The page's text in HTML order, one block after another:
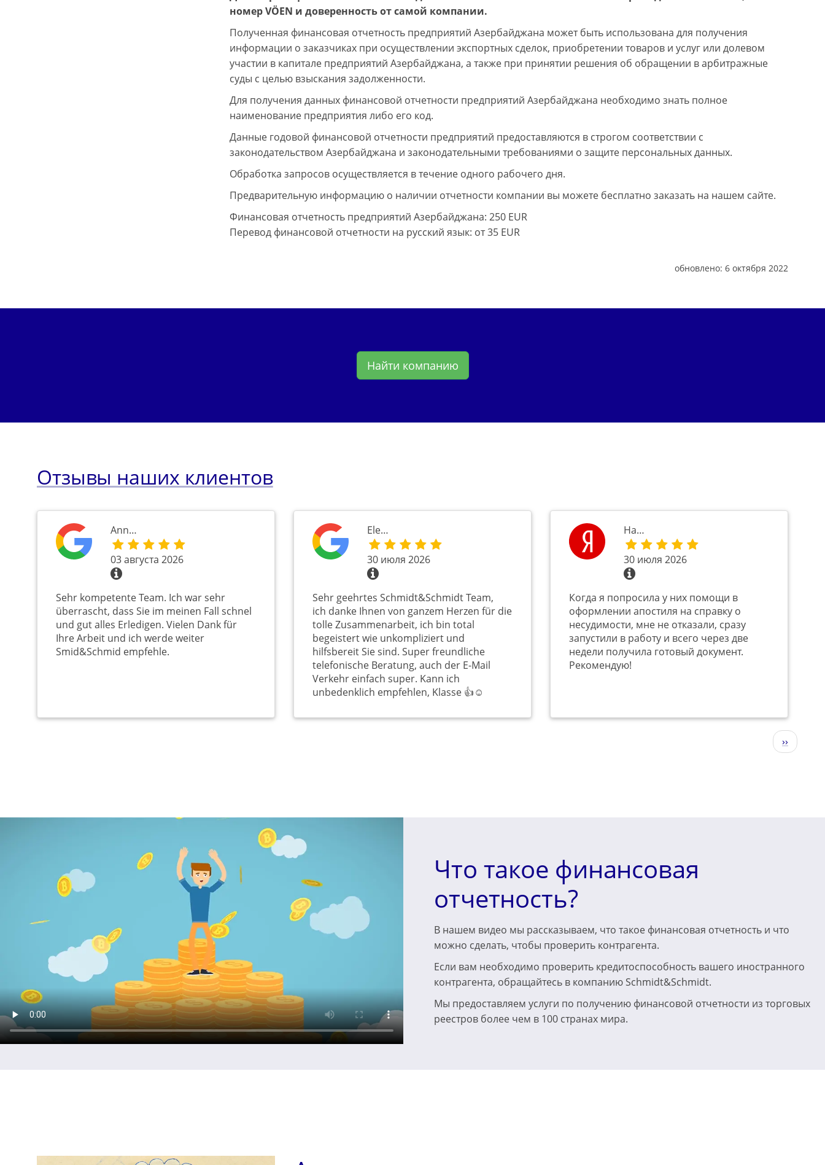
номер VÖEN и доверенность от самой компании.
Полученная финансовая отчетность предприятий Азербайджана может быть использована для получения
информации о заказчиках при осуществлении экспортных сделок, приобретении товаров и услуг или долевом
участии в капитале предприятий Азербайджана, а также при принятии решения об обращении в арбитражные
суды с целью взыскания задолженности.
Для получения данных финансовой отчетности предприятий Азербайджана необходимо знать полное
наименование предприятия либо его код.
Данные годовой финансовой отчетности предприятий предоставляются в строгом соответствии с
законодательством Азербайджана и законодательными требованиями о защите персональных данных.
Обработка запросов осуществляется в течение одного рабочего дня.
Предварительную информацию о наличии отчетности компании вы можете бесплатно заказать на нашем сайте.
Финансовая отчетность предприятий Азербайджана: 250 EUR
Перевод финансовой отчетности на русский язык: от 35 EUR
обновлено: 6 октября 2022
Найти компанию
Отзывы наших клиентов
Ann…
03 августа 2026
Sehr kompetente Team. Ich war sehr
überrascht, dass Sie im meinen Fall schnel
und gut alles Erledigen. Vielen Dank für
Ihre Arbeit und ich werde weiter
Smid&Schmid empfehle.
Ele…
30 июля 2026
Sehr geehrtes Schmidt&Schmidt Team,
ich danke Ihnen von ganzem Herzen für die
tolle Zusammenarbeit, ich bin total
begeistert wie unkompliziert und
hilfsbereit Sie sind. Super freundliche
telefonische Beratung, auch der E-Mail
Verkehr einfach super. Kann ich
unbedenklich empfehlen, Klasse 👍☺️
На…
30 июля 2026
Когда я попросила у них помощи в
оформлении апостиля на справку о
несудимости, мне не отказали, сразу
запустили в работу и всего через две
недели получила готовый документ.
Рекомендую!
››
Что такое финансовая
отчетность?
В нашем видео мы рассказываем, что такое финансовая отчетность и что
можно сделать, чтобы проверить контрагента.
Если вам необходимо проверить кредитоспособность вашего иностранного
контрагента, обращайтесь в компанию Schmidt&Schmidt.
Мы предоставляем услуги по получению финансовой отчетности из торговых
реестров более чем в 100 странах мира.